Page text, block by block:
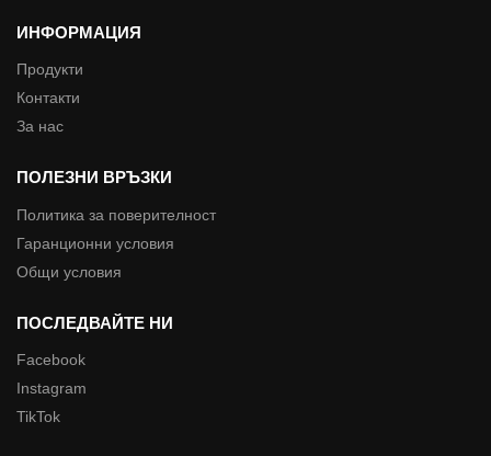
ИНФОРМАЦИЯ
Продукти
Контакти
За нас
ПОЛЕЗНИ ВРЪЗКИ
Политика за поверителност
Гаранционни условия
Общи условия
ПОСЛЕДВАЙТЕ НИ
Facebook
Instagram
TikTok